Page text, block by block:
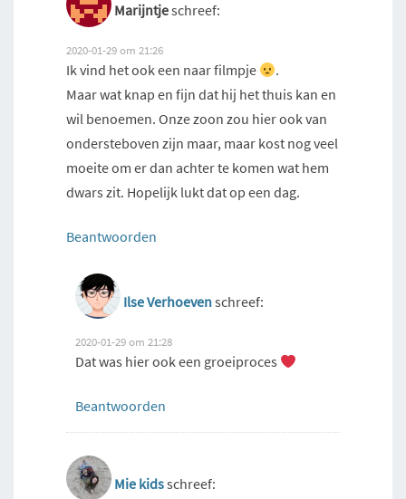
Marijntjeschreef:
2020-01-29 om 21:26
Ik vind het ook een naar filmpje
.
Maar wat knap en fijn dat hij het thuis kan en
wil benoemen. Onze zoon zou hier ook van
ondersteboven zijn maar, maar kost nog veel
moeite om er dan achter te komen wat hem
dwars zit. Hopelijk lukt dat op een dag.
Beantwoorden
Ilse Verhoevenschreef:
2020-01-29 om 21:28
Dat was hier ook een groeiproces
Beantwoorden
Mie kidsschreef: